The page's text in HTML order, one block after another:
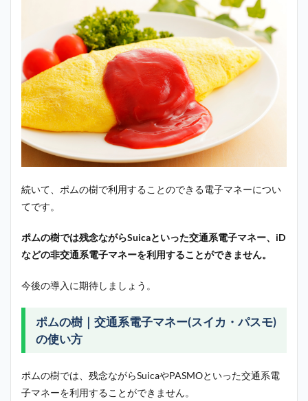
続いて、ポムの樹で利用することのできる電子マネーについ
てです。
ポムの樹では残念ながらSuicaといった交通系電子マネー、iD
などの非交通系電子マネーを利用することができません。
今後の導入に期待しましょう。
ポムの樹｜交通系電子マネー(スイカ・パスモ)
の使い方
ポムの樹では、残念ながらSuicaやPASMOといった交通系電
子マネーを利用することができません。